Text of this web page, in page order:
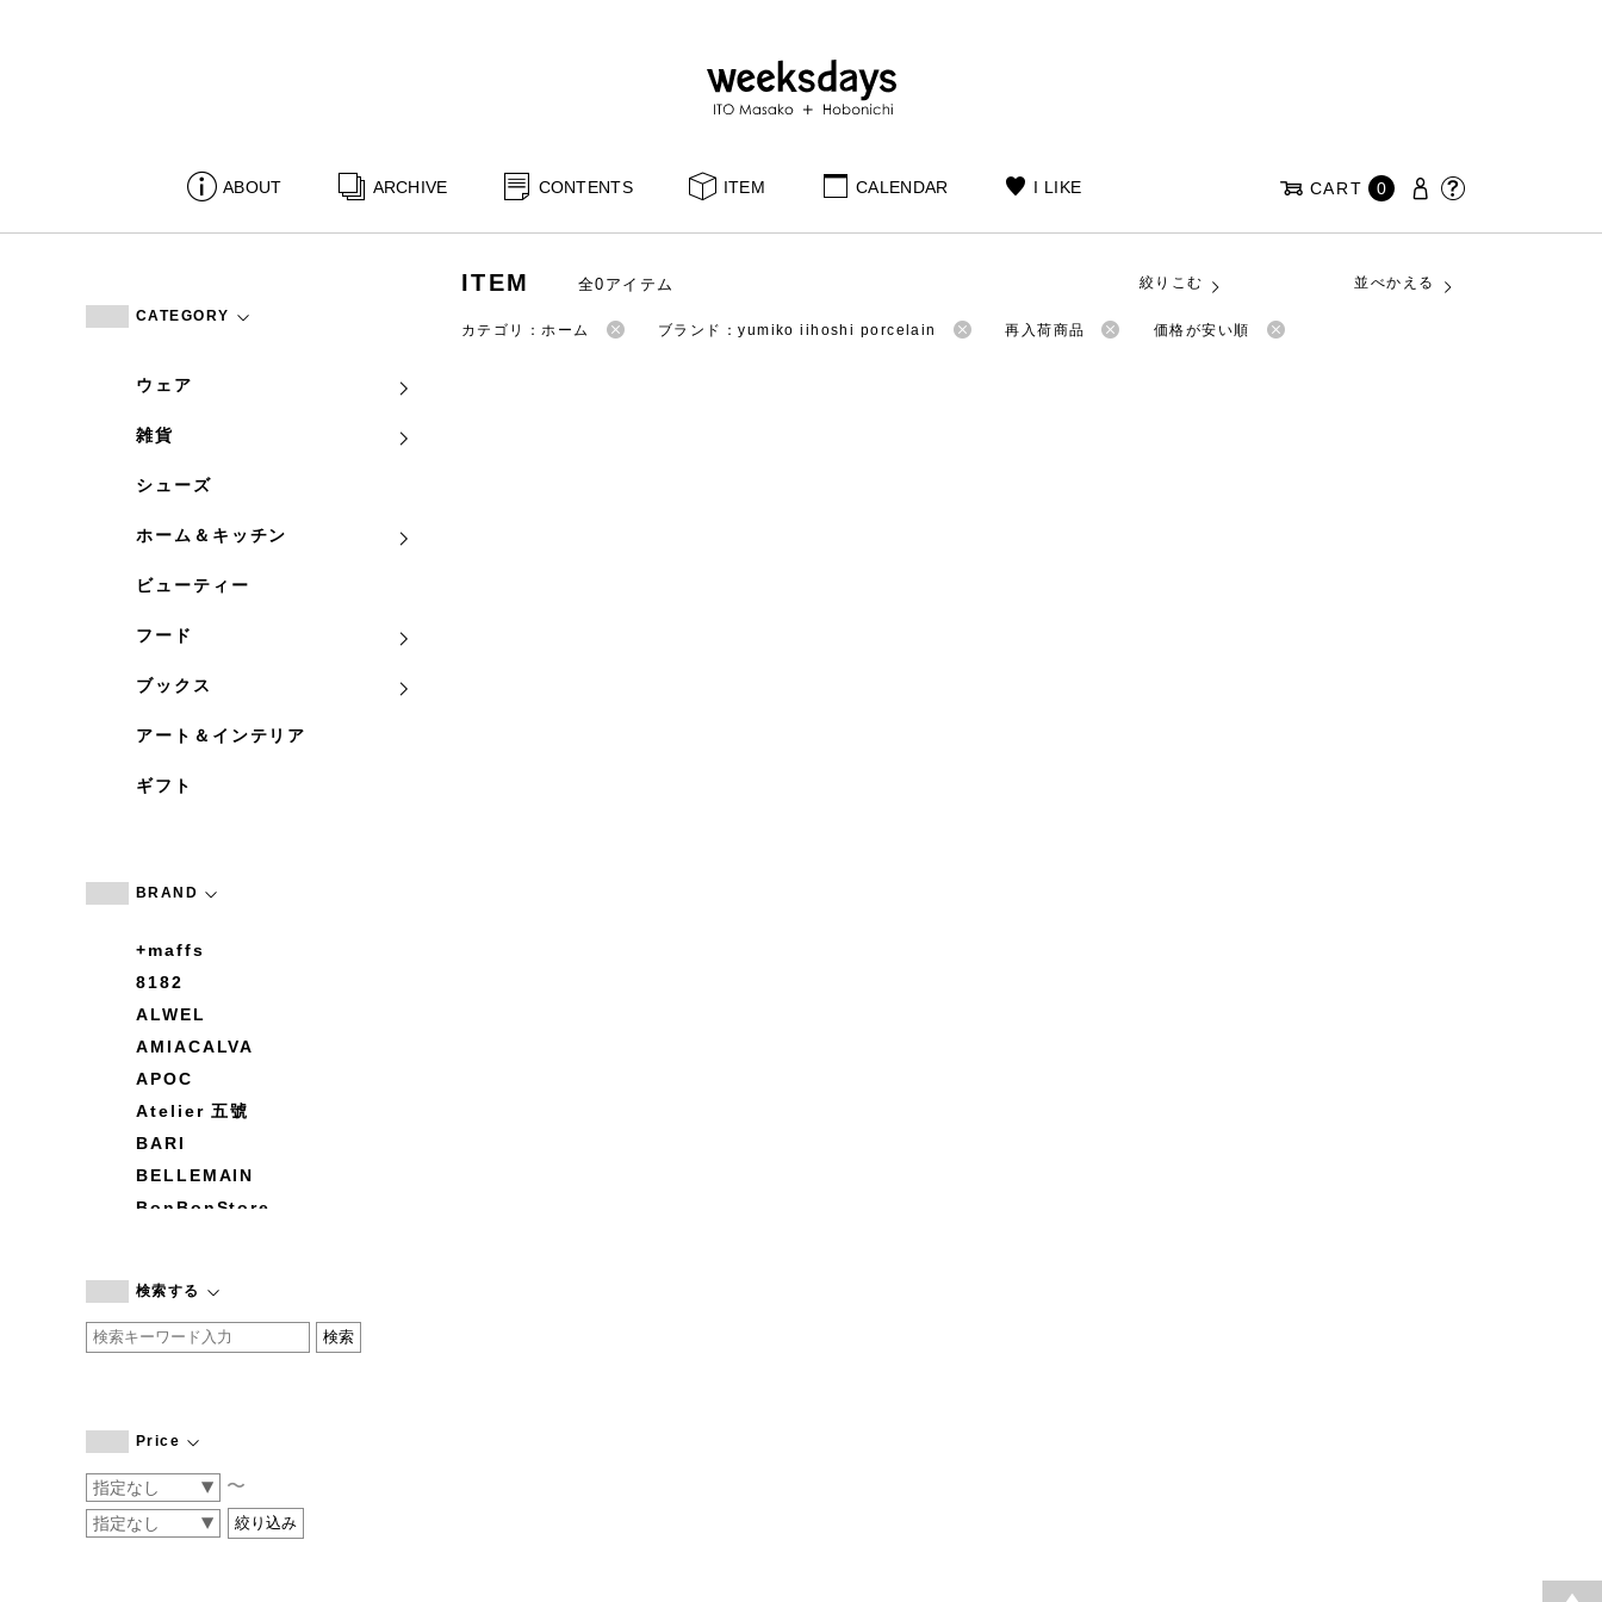
ABOUT ARCHIVE CONTENTS ITEM CALENDAR I LIKE CART 0
CATEGORY
ウェア
雑貨
シューズ
ホーム＆キッチン
ビューティー
フード
ブックス
アート＆インテリア
ギフト
BRAND
+maffs
8182
ALWEL
AMIACALVA
APOC
Atelier 五號
BARI
BELLEMAIN
BonBonStore
by basics
CATWORTH
COGTHEBIGSMOKE
CONVERSE
DEAN & DELUCA
検索する
Price
〜
ITEM 全0アイテム 絞りこむ 並べかえる
カテゴリ：ホーム ブランド：yumiko iihoshi porcelain 再入荷商品 価格が安い順